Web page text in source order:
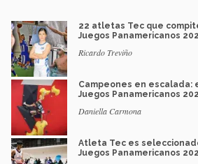
22 atletas Tec que
Juegos Panamericanos
Ricardo Treviño
Campeones en escalada:
Juegos Panamericanos
Daniella Carmona
Atleta Tec es
Juegos Panamericanos